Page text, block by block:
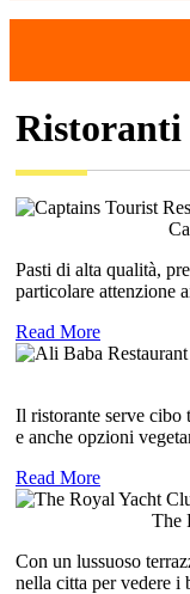
Ristoranti
Pasti di alta qualità,
particolare attenzione
Read More
Il ristorante serve
e anche opzioni
Read More
The
Con un lussuoso
nella citta per vedere i